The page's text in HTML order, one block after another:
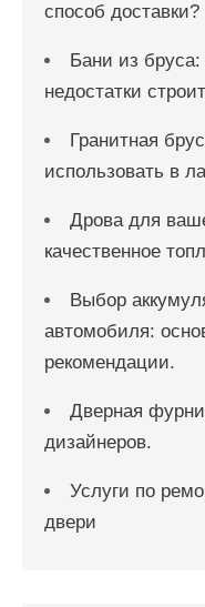
способ доставки?
Бани из
недостатки
Гранитная
использовать в
Дрова для
качественное
Выбор
автомобиля:
рекомендации.
Дверная
дизайнеров.
Услуги по
двери